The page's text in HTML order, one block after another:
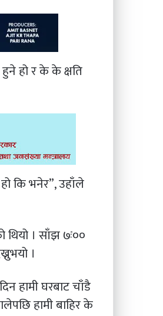
हो र के के क्षति
कि भनेर”, उहाँले
। साँझ ७ः००
।
हामी घरबाट चाँडै
हामी बाहिर के